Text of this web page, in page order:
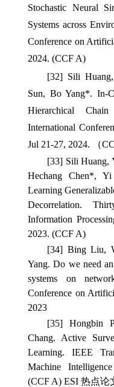
Stochastic Neural
Systems across
Conference on
2024. (CCF A)
[32] Sili
Sun, Bo Yang*. In-
Hierarchical
International
Jul 21-27, 2024. （
[33] Sili Huang,
Hechang Chen*,
Learning
Decorrelation.
Information
2023. (CCF A)
[34] Bing Liu,
Yang. Do we need
systems on
Conference on
2023
[35] Hongbin
Chang. Active
Learning. IEEE
Machine Intelligence
(CCF A) ESI 热点论